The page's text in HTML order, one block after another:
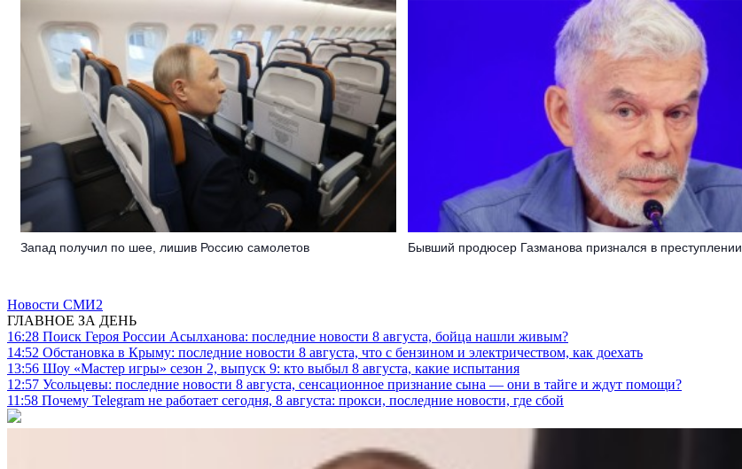
Запад получил по шее, лишив Россию самолетов Бывший продюсер Газманова признался в преступлении
Новости СМИ2
ГЛАВНОЕ ЗА ДЕНЬ
16:28 Поиск Героя России Асылханова: последние новости 8 августа, бойца нашли живым?
14:52 Обстановка в Крыму: последние новости 8 августа, что с бензином и электричеством, как доехать
13:56 Шоу «Мастер игры» сезон 2, выпуск 9: кто выбыл 8 августа, какие испытания
12:57 Усольцевы: последние новости 8 августа, сенсационное признание сына — они в тайге и ждут помощи?
11:58 Почему Telegram не работает сегодня, 8 августа: прокси, последние новости, где сбой